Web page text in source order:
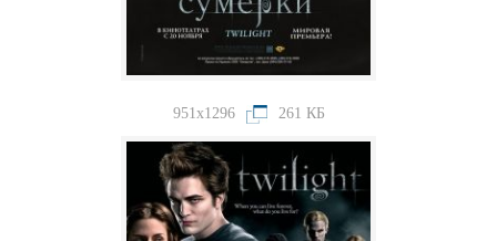
951x1296 261 КБ